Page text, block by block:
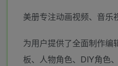
美册专注动画视频、音乐
为用户提供了全面制作编
板、人物角色、DIY角色